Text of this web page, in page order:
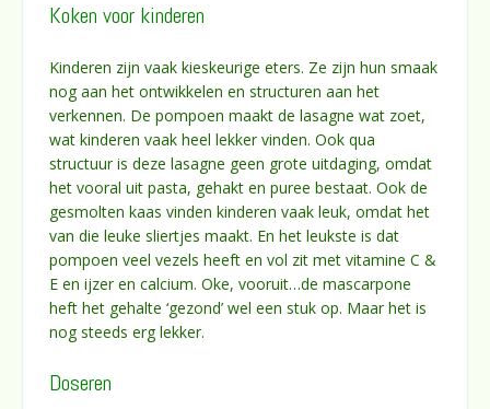
Koken voor kinderen
Kinderen zijn vaak kieskeurige eters. Ze zijn hun smaak
nog aan het ontwikkelen en structuren aan het
verkennen. De pompoen maakt de lasagne wat zoet,
wat kinderen vaak heel lekker vinden. Ook qua
structuur is deze lasagne geen grote uitdaging, omdat
het vooral uit pasta, gehakt en puree bestaat. Ook de
gesmolten kaas vinden kinderen vaak leuk, omdat het
van die leuke sliertjes maakt. En het leukste is dat
pompoen veel vezels heeft en vol zit met vitamine C &
E en ijzer en calcium. Oke, vooruit…de mascarpone
heft het gehalte ‘gezond’ wel een stuk op. Maar het is
nog steeds erg lekker.
Doseren